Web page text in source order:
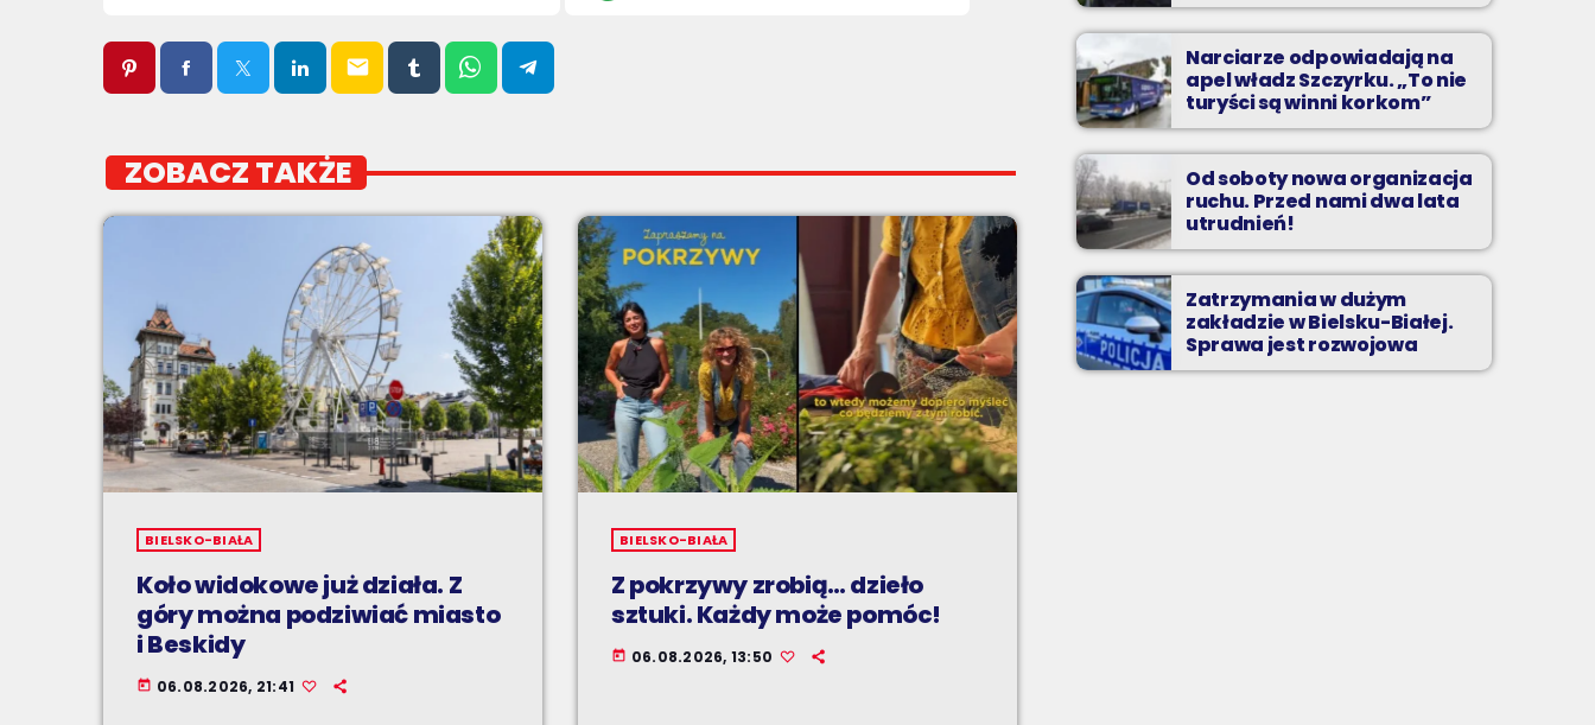
email
ZOBACZ TAKŻE
BIELSKO-BIAŁA
Koło widokowe już działa. Z
góry można podziwiać miasto
i Beskidy
today 06.08.2026, 21:41
BIELSKO-BIAŁA
Z pokrzywy zrobią… dzieło
sztuki. Każdy może pomóc!
today 06.08.2026, 13:50
Narciarze odpowiadają na
apel władz Szczyrku. „To nie
turyści są winni korkom”
Od soboty nowa organizacja
ruchu. Przed nami dwa lata
utrudnień!
Zatrzymania w dużym
zakładzie w Bielsku-Białej.
Sprawa jest rozwojowa